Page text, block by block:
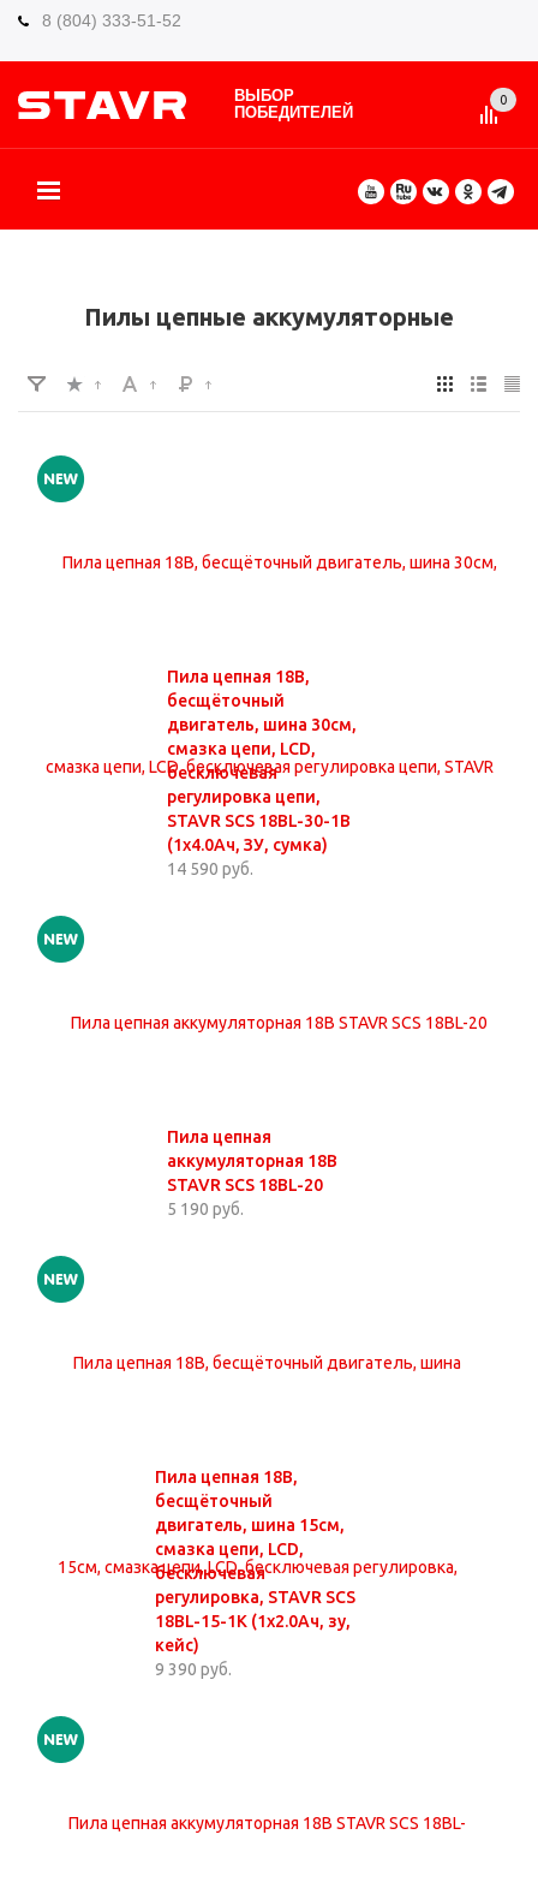
8 (804) 333-51-52
ВЫБОР
ПОБЕДИТЕЛЕЙ
0
О БРЕНДЕ ВИДЫ РАБОТ
КОНТАКТЫ ЕЩЕ
Пилы цепные аккумуляторные
Пила цепная 18В,
бесщёточный
двигатель, шина 30см,
смазка цепи, LCD,
бесключевая
регулировка цепи,
STAVR SCS 18BL-30-1B
(1х4.0Ач, ЗУ, сумка)
14 590 руб.
Пила цепная
аккумуляторная 18В
STAVR SCS 18BL-20
5 190 руб.
Пила цепная 18В,
бесщёточный
двигатель, шина 15см,
смазка цепи, LCD,
бесключевая
регулировка, STAVR SCS
18BL-15-1K (1х2.0Ач, зу,
кейс)
9 390 руб.